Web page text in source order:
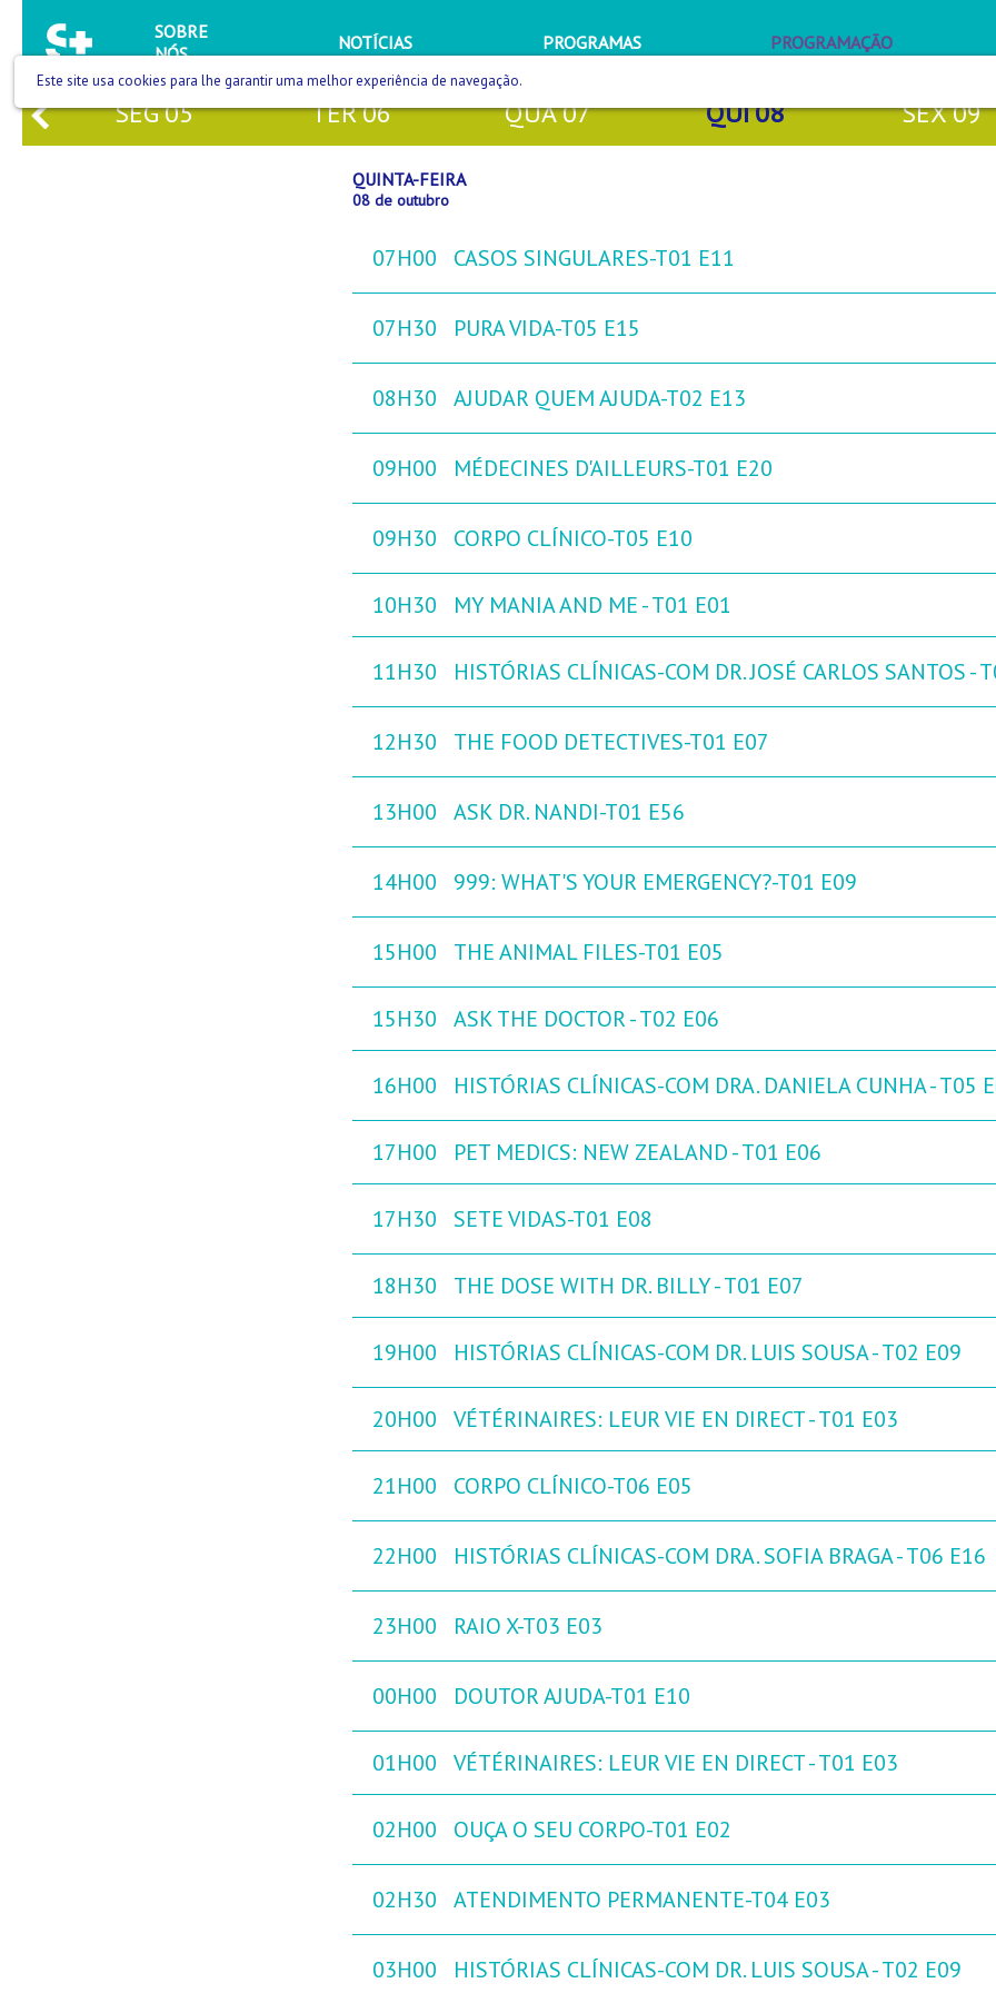
SOBRE
NÓS
NOTÍCIAS PROGRAMAS PROGRAMAÇÃO
SEG05 TER06 QUA07 QUI08 SEX09
QUINTA-FEIRA
08 de outubro
07H00 CASOS SINGULARES-T01 E11
07H30 PURA VIDA-T05 E15
08H30 AJUDAR QUEM AJUDA-T02 E13
09H00 MÉDECINES D'AILLEURS-T01 E20
09H30 CORPO CLÍNICO-T05 E10
10H30 MY MANIA AND ME - T01 E01
11H30 HISTÓRIAS CLÍNICAS-COM DR. JOSÉ CARLOS SANTOS -
12H30 THE FOOD DETECTIVES-T01 E07
13H00 ASK DR. NANDI-T01 E56
14H00 999: WHAT'S YOUR EMERGENCY?-T01 E09
15H00 THE ANIMAL FILES-T01 E05
15H30 ASK THE DOCTOR - T02 E06
16H00 HISTÓRIAS CLÍNICAS-COM DRA. DANIELA CUNHA - T05
17H00 PET MEDICS: NEW ZEALAND - T01 E06
17H30 SETE VIDAS-T01 E08
18H30 THE DOSE WITH DR. BILLY - T01 E07
19H00 HISTÓRIAS CLÍNICAS-COM DR. LUIS SOUSA - T02 E09
20H00 VÉTÉRINAIRES: LEUR VIE EN DIRECT - T01 E03
21H00 CORPO CLÍNICO-T06 E05
22H00 HISTÓRIAS CLÍNICAS-COM DRA. SOFIA BRAGA - T06 E16
23H00 RAIO X-T03 E03
00H00 DOUTOR AJUDA-T01 E10
01H00 VÉTÉRINAIRES: LEUR VIE EN DIRECT - T01 E03
02H00 OUÇA O SEU CORPO-T01 E02
02H30 ATENDIMENTO PERMANENTE-T04 E03
03H00 HISTÓRIAS CLÍNICAS-COM DR. LUIS SOUSA - T02 E09
Este site usa cookies para lhe garantir uma melhor experiência de navegação.